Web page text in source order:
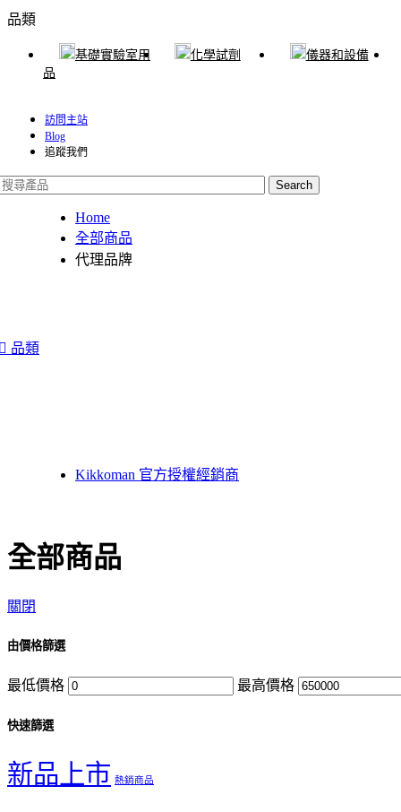
品類
基礎實驗室用
品
化學試劑 儀器和設備
訪問主站
Blog
追蹤我們
Search
品類
Home
全部商品
代理品牌
Kikkoman 官方授權經銷商
全部商品
關閉
由價格篩選
最低價格 最高價格
快速篩選
新品上市 熱銷商品